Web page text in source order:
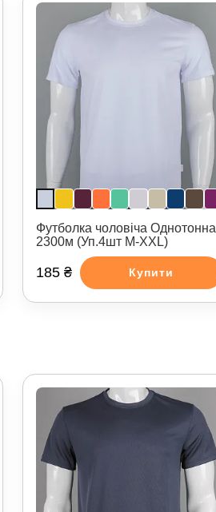
Футболка чоловіча Однотонна
2300м (Уп.4шт M-XXL)
185 ₴ Купити